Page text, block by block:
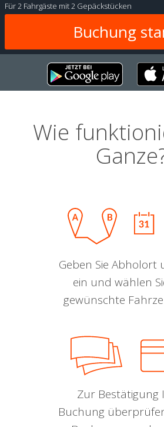
Für2 Fahrgäste mit2 Gepäckstücken
Wie
Geben Sie Abholort
ein und wählen
gewünschte
Zur Bestätigung
Buchung